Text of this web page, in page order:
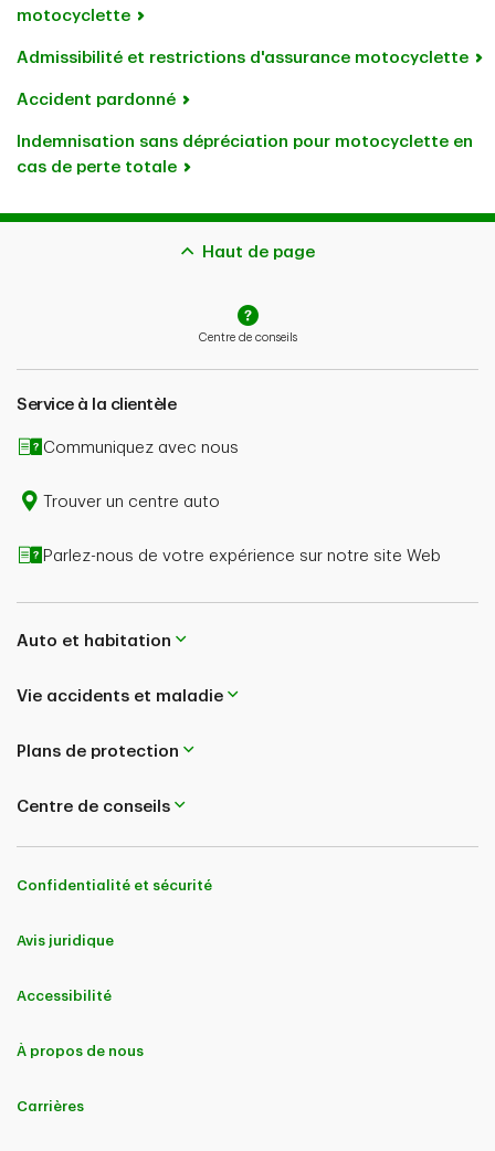
motocyclette
Admissibilité et restrictions d'assurance motocyclette
Accident pardonné
Indemnisation sans dépréciation pour motocyclette en
cas de perte totale
Haut de page
Centre de conseils
Service à la clientèle
Communiquez avec nous
Trouver un centre auto
Parlez-nous de votre expérience sur notre site Web
Auto et habitation
Vie accidents et maladie
Plans de protection
Centre de conseils
Confidentialité et sécurité
Avis juridique
Accessibilité
À propos de nous
Carrières